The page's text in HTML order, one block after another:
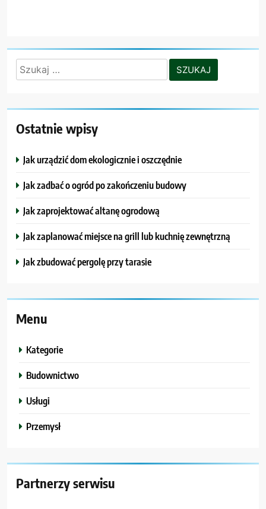
Szukaj:
Ostatnie wpisy
Jak urządzić dom ekologicznie i oszczędnie
Jak zadbać o ogród po zakończeniu budowy
Jak zaprojektować altanę ogrodową
Jak zaplanować miejsce na grill lub kuchnię zewnętrzną
Jak zbudować pergolę przy tarasie
Menu
Kategorie
Budownictwo
Usługi
Przemysł
Partnerzy serwisu